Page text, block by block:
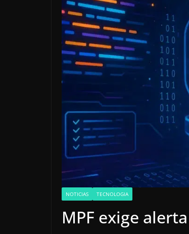
NOTICIAS TECNOLOGIA
MPF exige